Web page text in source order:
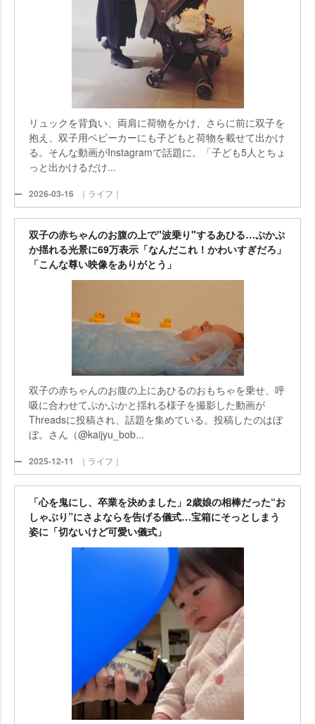
リュックを背負い、両肩に荷物をかけ、さらに前に双子を
抱え、双子用ベビーカーにも子どもと荷物を載せて出かけ
る。そんな動画がInstagramで話題に。「子ども5人とちょ
っと出かけるだけ...
2026-03-16 ｜ライフ｜
双子の赤ちゃんのお腹の上で"波乗り"するあひる…ぷかぷ
か揺れる光景に69万表示「なんだこれ！かわいすぎだろ」
「こんな尊い映像をありがとう」
双子の赤ちゃんのお腹の上にあひるのおもちゃを乗せ、呼
吸に合わせてぷかぷかと揺れる様子を撮影した動画が
Threadsに投稿され、話題を集めている。投稿したのはぼ
ぼ。さん（@kaijyu_bob...
2025-12-11 ｜ライフ｜
「心を鬼にし、卒業を決めました」2歳娘の相棒だった“お
しゃぶり”にさよならを告げる儀式…宝箱にそっとしまう
姿に「切ないけど可愛い儀式」